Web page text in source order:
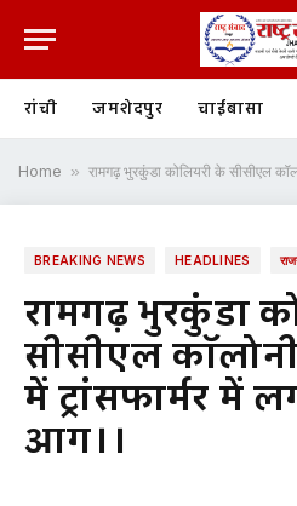
रांची जमशेदपुर चाईबासा
Home » रामगढ़ भुरकुंडा कोलियरी के सीसीएल
BREAKING NEWS HEADLINES
रामगढ़ भुरकुंडा
सीसीएल
में ट्रांसफार्मर में
आग।।